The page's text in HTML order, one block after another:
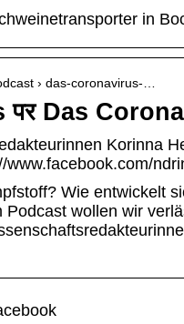
in
› das-coronavirus-…
Das
Korinna
www.facebook.com/
Wie entwickelt
Podcast wollen wir